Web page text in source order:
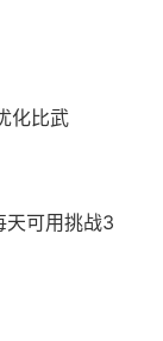
化比武
天可用挑战3